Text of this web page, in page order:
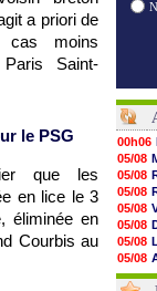
a priori de
cas moins
Saint-
le PSG
que les
en lice le 3
éliminée en
Courbis au
00h06
05/08
05/08
05/08
05/08
05/08
05/08
05/08
05/08